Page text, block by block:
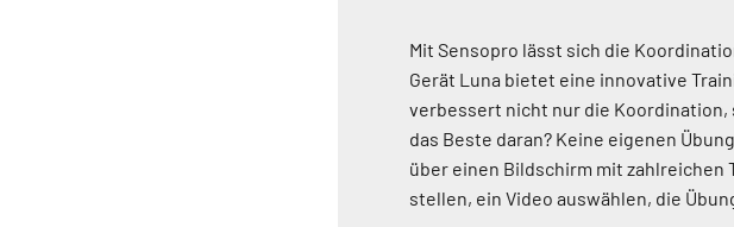
Mit Sensopro lässt sich die
Gerät Luna bietet eine innovative
verbessert nicht nur die
das Beste daran? Keine eigenen
über einen Bildschirm mit zahlreichen
stellen, ein Video auswählen, die